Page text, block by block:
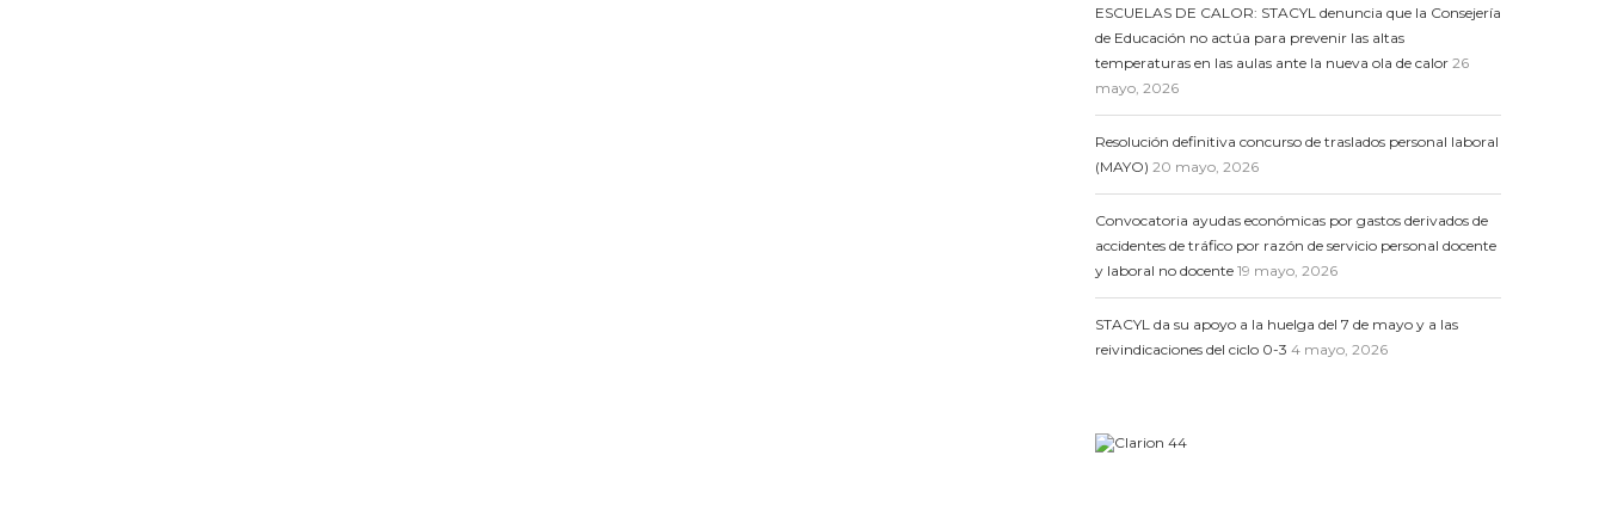
ESCUELAS DE CALOR: STACYL denuncia que la Consejería
de Educación no actúa para prevenir las altas
temperaturas en las aulas ante la nueva ola de calor 26
mayo, 2026
Resolución definitiva concurso de traslados personal laboral
(MAYO) 20 mayo, 2026
Convocatoria ayudas económicas por gastos derivados de
accidentes de tráfico por razón de servicio personal docente
y laboral no docente 19 mayo, 2026
STACYL da su apoyo a la huelga del 7 de mayo y a las
reivindicaciones del ciclo 0-3 4 mayo, 2026